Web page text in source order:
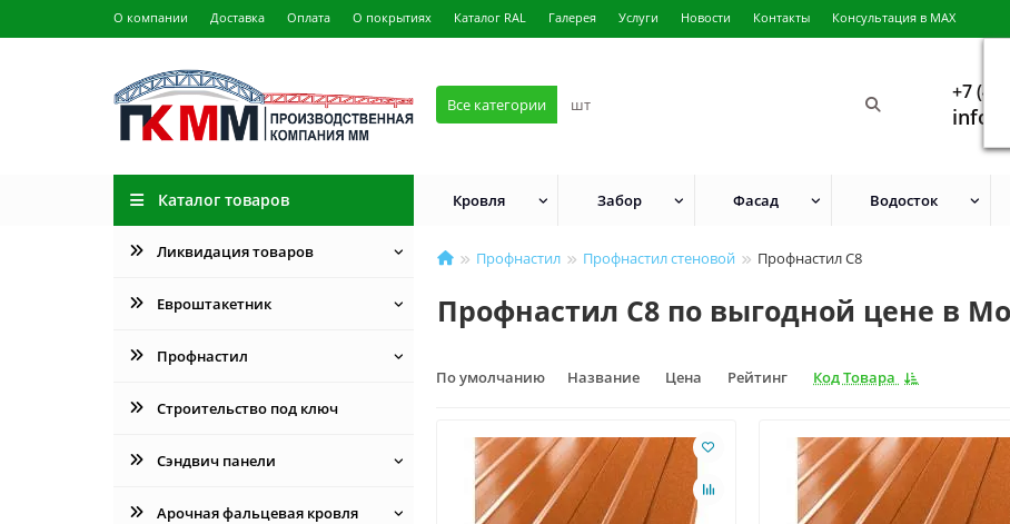
О компании Доставка Оплата О покрытиях Каталог RAL Галерея Услуги Новости Контакты Консультация в MAX
Все категории
+7
Каталог товаров
Ликвидация товаров
Евроштакетник
Профнастил
Строительство под ключ
Сэндвич панели
Арочная фальцевая кровля
Кровля Забор Фасад Водосток
Профнастил Профнастил стеновой Профнастил С8
Профнастил С8 по выгодной цене в
По умолчанию Название Цена Рейтинг Код Товара